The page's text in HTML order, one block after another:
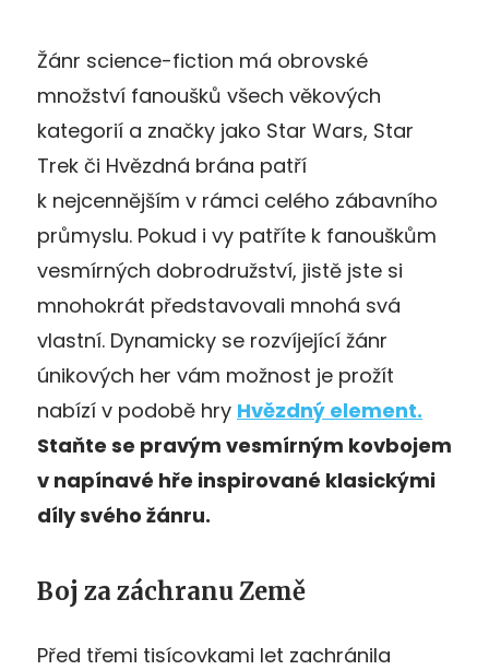
Žánr science-fiction má obrovské
množství fanoušků všech věkových
kategorií a značky jako Star Wars, Star
Trek či Hvězdná brána patří
k nejcennějším v rámci celého zábavního
průmyslu. Pokud i vy patříte k fanouškům
vesmírných dobrodružství, jistě jste si
mnohokrát představovali mnohá svá
vlastní. Dynamicky se rozvíjející žánr
únikových her vám možnost je prožít
nabízí v podobě hry Hvězdný element.
Staňte se pravým vesmírným kovbojem
v napínavé hře inspirované klasickými
díly svého žánru.
Boj za záchranu Země
Před třemi tisícovkami let zachránila